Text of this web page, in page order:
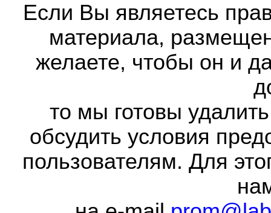
Если Вы являетесь
материала,
желаете, чтобы он и
то мы готовы
обсудить условия
пользователям. Для